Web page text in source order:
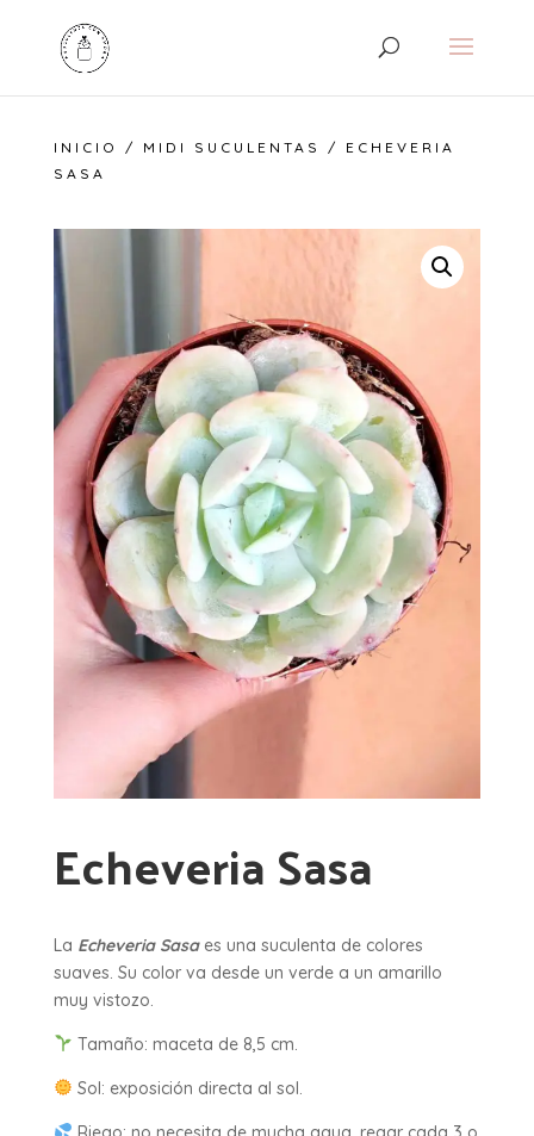
INICIO / MIDI SUCULENTAS
/ ECHEVERIA
SASA
Echeveria Sasa
La Echeveria Sasa es una suculenta de colores
suaves. Su color va desde un verde a un amarillo
muy vistozo.
Tamaño: maceta de 8,5 cm.
Sol: exposición directa al sol.